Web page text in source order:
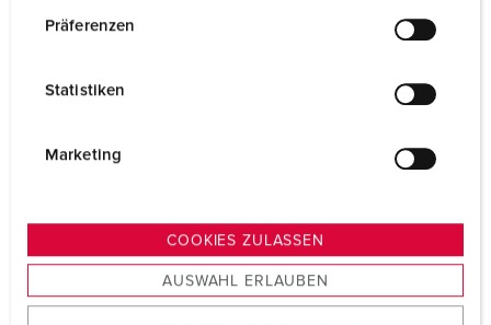
s
u
Präferenzen
Statistiken
Marketing
COOKIES ZULASSEN
AUSWAHL ERLAUBEN
Certifications